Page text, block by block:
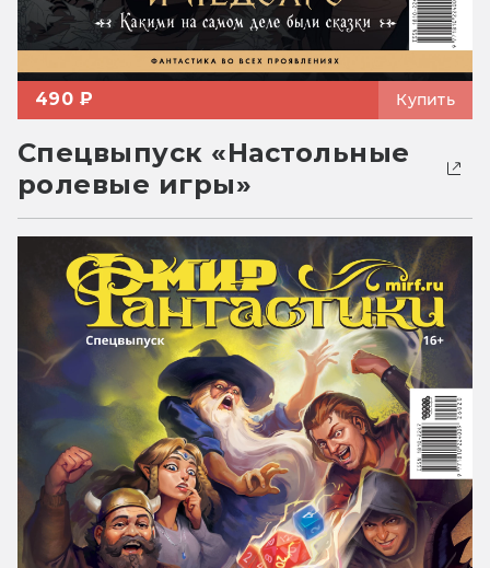
490 ₽ Купить
Спецвыпуск «Настольные
ролевые игры»